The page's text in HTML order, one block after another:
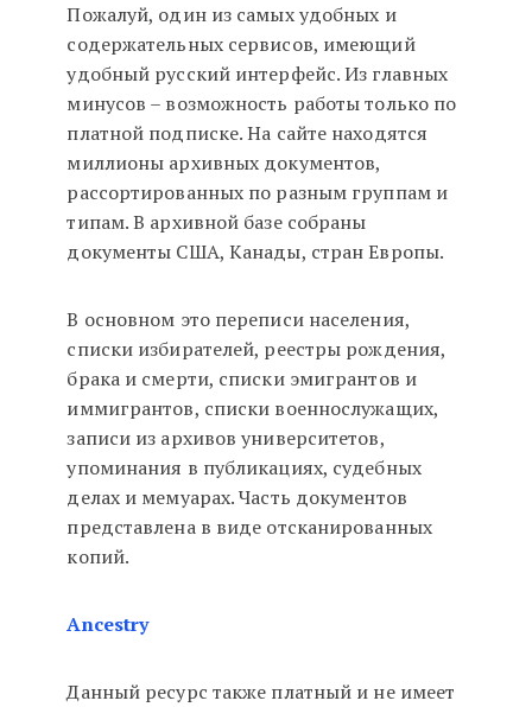
Пожалуй, один из самых удобных и
содержательных сервисов, имеющий
удобный русский интерфейс. Из главных
минусов – возможность работы только по
платной подписке. На сайте находятся
миллионы архивных документов,
рассортированных по разным группам и
типам. В архивной базе собраны
документы США, Канады, стран Европы.
В основном это переписи населения,
списки избирателей, реестры рождения,
брака и смерти, списки эмигрантов и
иммигрантов, списки военнослужащих,
записи из архивов университетов,
упоминания в публикациях, судебных
делах и мемуарах. Часть документов
представлена в виде отсканированных
копий.
Ancestry
Данный ресурс также платный и не имеет